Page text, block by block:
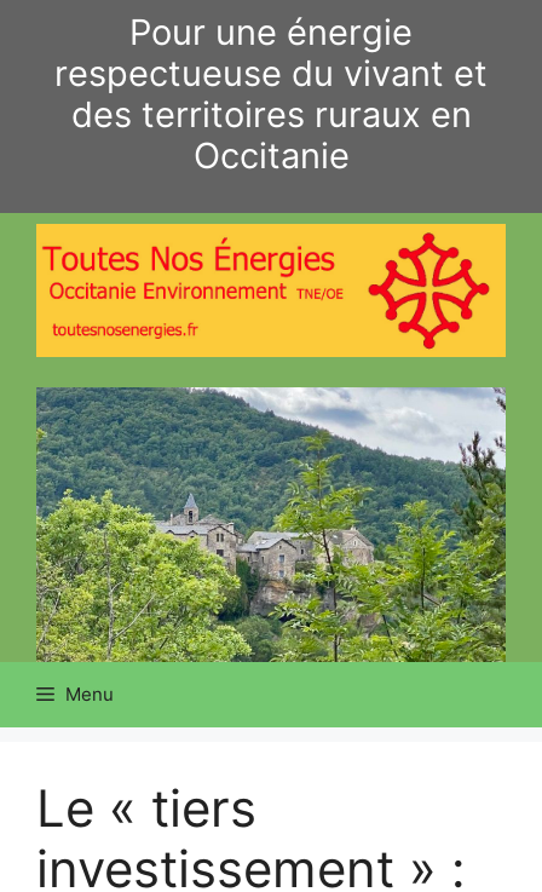
contenu
Pour une énergie
respectueuse du vivant et
des territoires ruraux en
Occitanie
Menu
Le « tiers
investissement » :